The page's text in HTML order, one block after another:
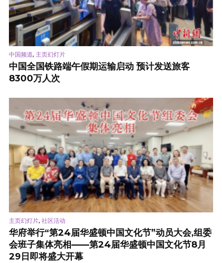
中国频道, 主页幻灯片
中国全国铁路端午假期运输启动 预计发送旅客
8300万人次
主页幻灯片, 社区活动
华府举行“第24届华盛顿中国文化节”动员大会,组委
会班子集体亮相——第24届华盛顿中国文化节8月
29日即将盛大开幕